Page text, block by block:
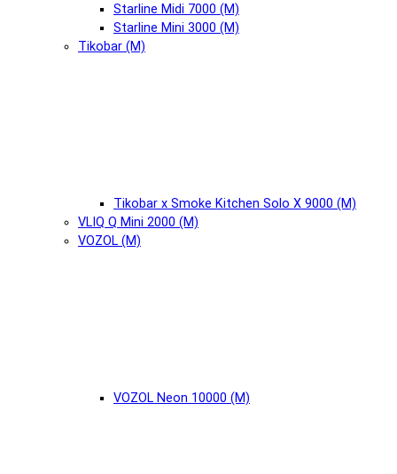
Starline Midi 7000 (М)
Starline Mini 3000 (М)
Tikobar (М)
Tikobar x Smoke Kitchen Solo X 9000 (М)
VLIQ Q Mini 2000 (М)
VOZOL (М)
VOZOL Neon 10000 (М)